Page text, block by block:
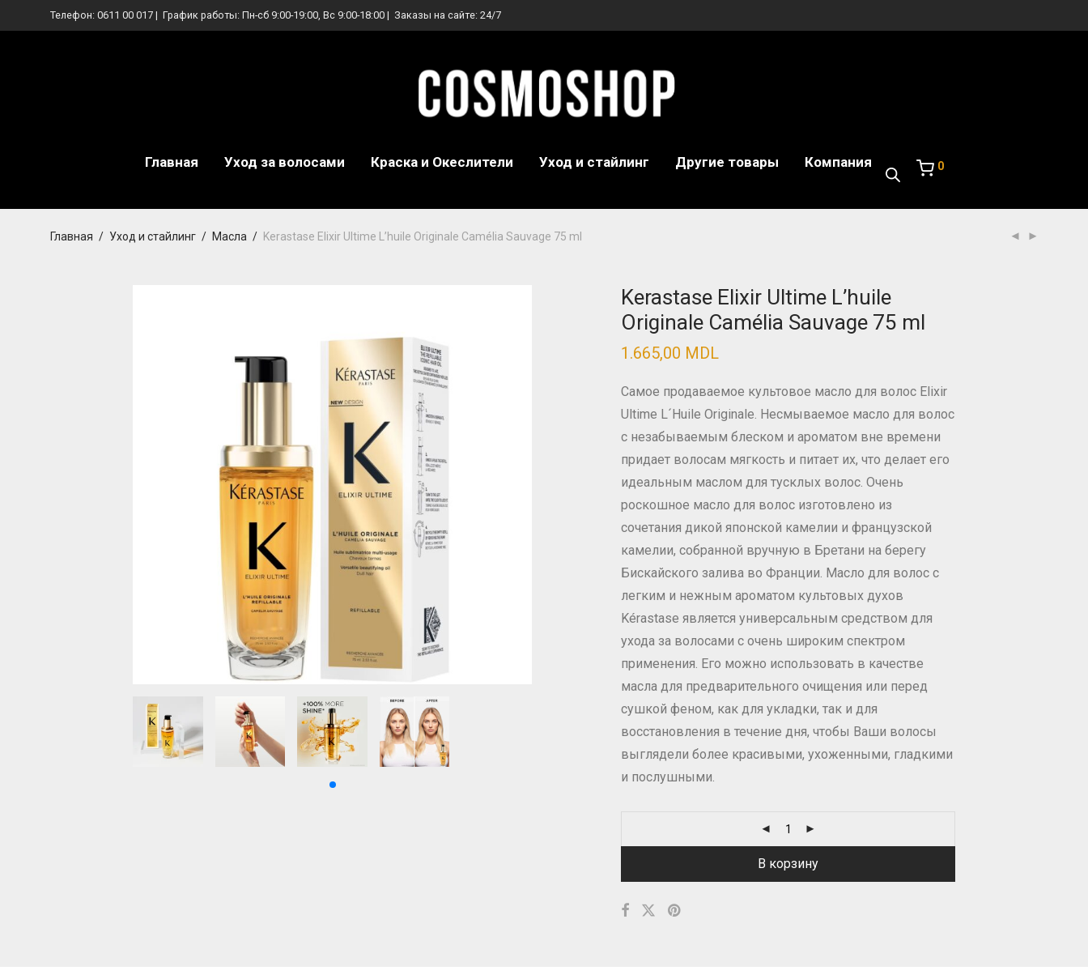
Телефон: 0611 00 017 | График работы: Пн-сб 9:00-19:00, Вс 9:00-18:00 | Заказы на сайте: 24/7
Главная Уход за волосами Краска и Океслители Уход и стайлинг Другие товары Компания 0
Главная / Уход и стайлинг / Масла / Kerastase Elixir Ultime L’huile Originale Camélia Sauvage 75 ml
Kerastase Elixir Ultime L’huile
Originale Camélia Sauvage 75 ml
1.665,00 MDL
Самое продаваемое культовое масло для волос Elixir
Ultime L´Huile Originale. Несмываемое масло для волос
с незабываемым блеском и ароматом вне времени
придает волосам мягкость и питает их, что делает его
идеальным маслом для тусклых волос. Очень
роскошное масло для волос изготовлено из
сочетания дикой японской камелии и французской
камелии, собранной вручную в Бретани на берегу
Бискайского залива во Франции. Масло для волос с
легким и нежным ароматом культовых духов
Kérastase является универсальным средством для
ухода за волосами с очень широким спектром
применения. Его можно использовать в качестве
масла для предварительного очищения или перед
сушкой феном, как для укладки, так и для
восстановления в течение дня, чтобы Ваши волосы
выглядели более красивыми, ухоженными, гладкими
и послушными.
В корзину